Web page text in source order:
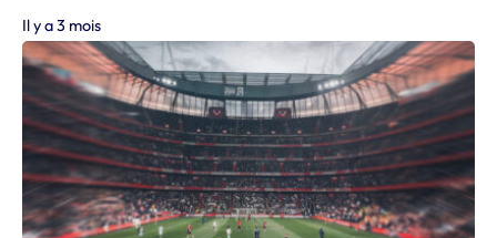
Il y a 3 mois